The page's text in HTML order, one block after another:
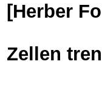
[Herber
Zellen